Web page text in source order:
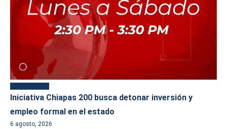
Iniciativa Chiapas 200 busca detonar inversión y
empleo formal en el estado
6 agosto, 2026